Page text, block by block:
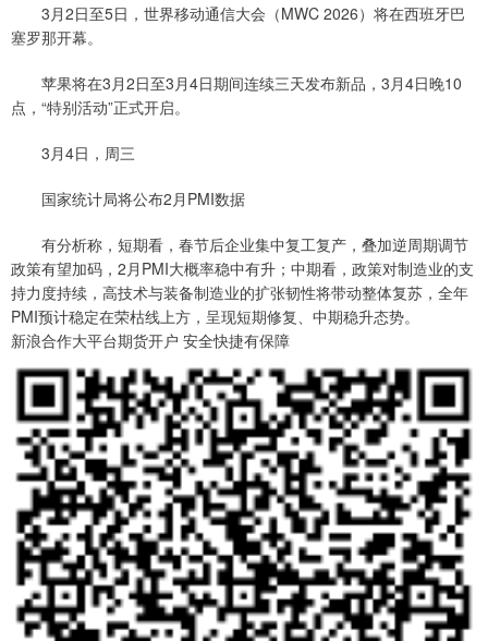
3月2日至5日，世界移动通信大会（MWC 2026）将在西班牙巴
塞罗那开幕。
苹果将在3月2日至3月4日期间连续三天发布新品，3月4日晚10
点，“特别活动”正式开启。
3月4日，周三
国家统计局将公布2月PMI数据
有分析称，短期看，春节后企业集中复工复产，叠加逆周期调节
政策有望加码，2月PMI大概率稳中有升；中期看，政策对制造业的支
持力度持续，高技术与装备制造业的扩张韧性将带动整体复苏，全年
PMI预计稳定在荣枯线上方，呈现短期修复、中期稳升态势。
新浪合作大平台期货开户 安全快捷有保障